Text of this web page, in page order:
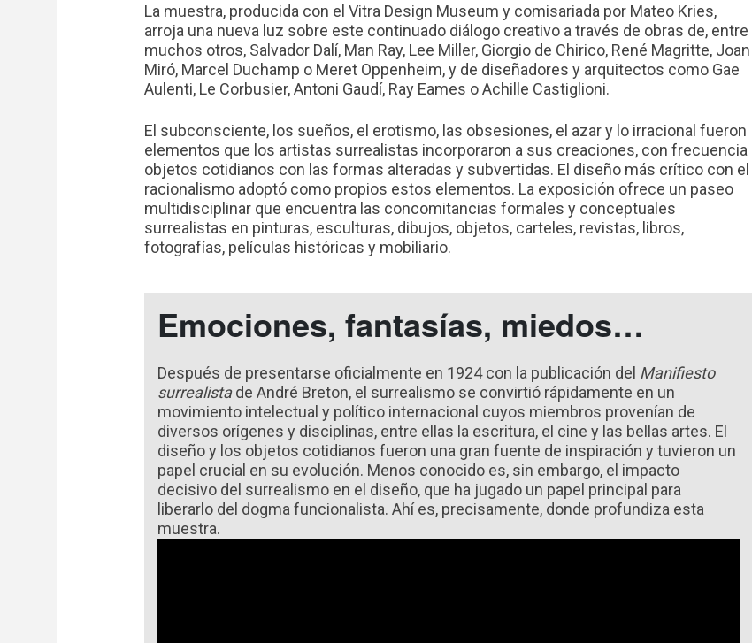
La muestra, producida con el Vitra Design Museum y comisariada por Mateo Kries,
arroja una nueva luz sobre este continuado diálogo creativo a través de obras de, entre
muchos otros, Salvador Dalí, Man Ray, Lee Miller, Giorgio de Chirico, René Magritte, Joan
Miró, Marcel Duchamp o Meret Oppenheim, y de diseñadores y arquitectos como Gae
Aulenti, Le Corbusier, Antoni Gaudí, Ray Eames o Achille Castiglioni.
El subconsciente, los sueños, el erotismo, las obsesiones, el azar y lo irracional fueron
elementos que los artistas surrealistas incorporaron a sus creaciones, con frecuencia
objetos cotidianos con las formas alteradas y subvertidas. El diseño más crítico con el
racionalismo adoptó como propios estos elementos. La exposición ofrece un paseo
multidisciplinar que encuentra las concomitancias formales y conceptuales
surrealistas en pinturas, esculturas, dibujos, objetos, carteles, revistas, libros,
fotografías, películas históricas y mobiliario.
Emociones, fantasías, miedos…
Después de presentarse oficialmente en 1924 con la publicación del Manifiesto
surrealistade André Breton, el surrealismo se convirtió rápidamente en un
movimiento intelectual y político internacional cuyos miembros provenían de
diversos orígenes y disciplinas, entre ellas la escritura, el cine y las bellas artes. El
diseño y los objetos cotidianos fueron una gran fuente de inspiración y tuvieron un
papel crucial en su evolución. Menos conocido es, sin embargo, el impacto
decisivo del surrealismo en el diseño, que ha jugado un papel principal para
liberarlo del dogma funcionalista. Ahí es, precisamente, donde profundiza esta
muestra.